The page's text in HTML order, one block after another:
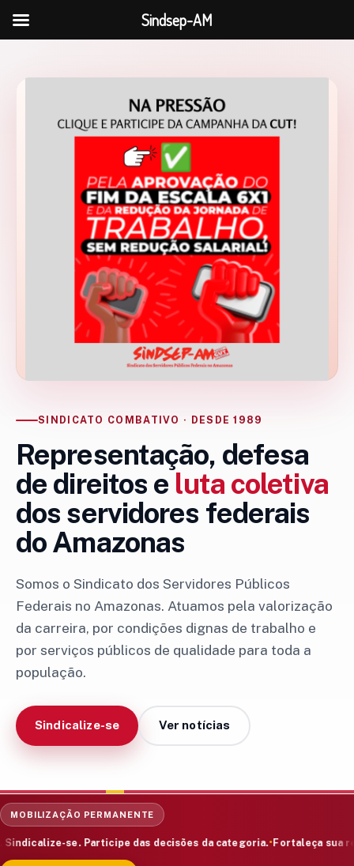
SINDICATO COMBATIVO · DESDE 1989
Representação, defesa
de direitos e luta coletiva
dos servidores federais
do Amazonas
Somos o Sindicato dos Servidores Públicos
Federais no Amazonas. Atuamos pela valorização
da carreira, por condições dignas de trabalho e
por serviços públicos de qualidade para toda a
população.
Sindicalize-se Ver notícias
MOBILIZAÇÃO PERMANENTE
se. Participe das decisões da categoria. Fortaleça sua
Sindsep-AM